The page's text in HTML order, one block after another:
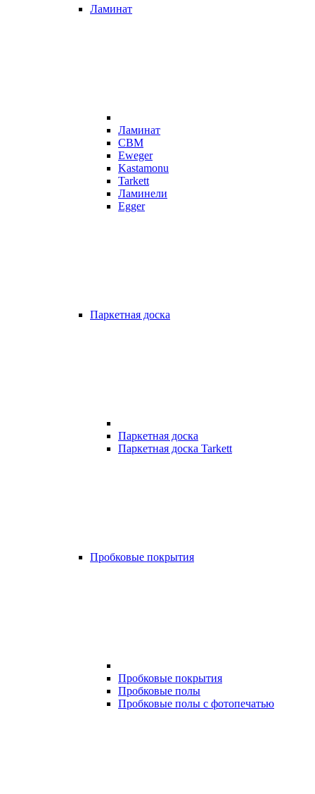
Ламинат
Ламинат
CBM
Eweger
Kastamonu
Tarkett
Ламинели
Egger
Паркетная доска
Паркетная доска
Паркетная доска Tarkett
Пробковые покрытия
Пробковые покрытия
Пробковые полы
Пробковые полы с фотопечатью